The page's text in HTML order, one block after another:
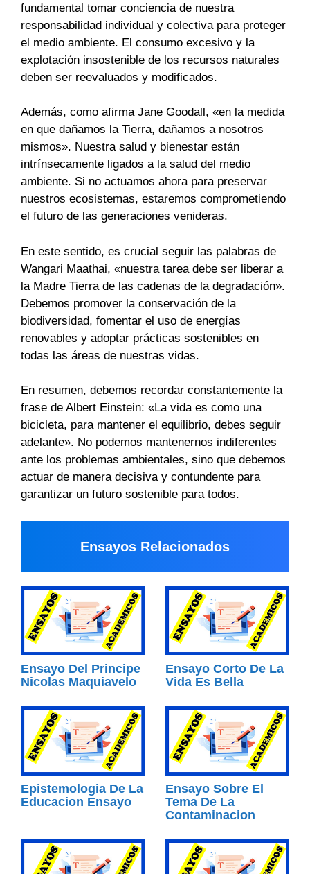
fundamental tomar conciencia de nuestra
responsabilidad individual y colectiva para proteger
el medio ambiente. El consumo excesivo y la
explotación insostenible de los recursos naturales
deben ser reevaluados y modificados.
Además, como afirma Jane Goodall, «en la medida
en que dañamos la Tierra, dañamos a nosotros
mismos». Nuestra salud y bienestar están
intrínsecamente ligados a la salud del medio
ambiente. Si no actuamos ahora para preservar
nuestros ecosistemas, estaremos comprometiendo
el futuro de las generaciones venideras.
En este sentido, es crucial seguir las palabras de
Wangari Maathai, «nuestra tarea debe ser liberar a
la Madre Tierra de las cadenas de la degradación».
Debemos promover la conservación de la
biodiversidad, fomentar el uso de energías
renovables y adoptar prácticas sostenibles en
todas las áreas de nuestras vidas.
En resumen, debemos recordar constantemente la
frase de Albert Einstein: «La vida es como una
bicicleta, para mantener el equilibrio, debes seguir
adelante». No podemos mantenernos indiferentes
ante los problemas ambientales, sino que debemos
actuar de manera decisiva y contundente para
garantizar un futuro sostenible para todos.
Ensayos Relacionados
Ensayo Del Principe
Nicolas Maquiavelo
Ensayo Corto De La
Vida Es Bella
Epistemologia De La
Educacion Ensayo
Ensayo Sobre El
Tema De La
Contaminacion